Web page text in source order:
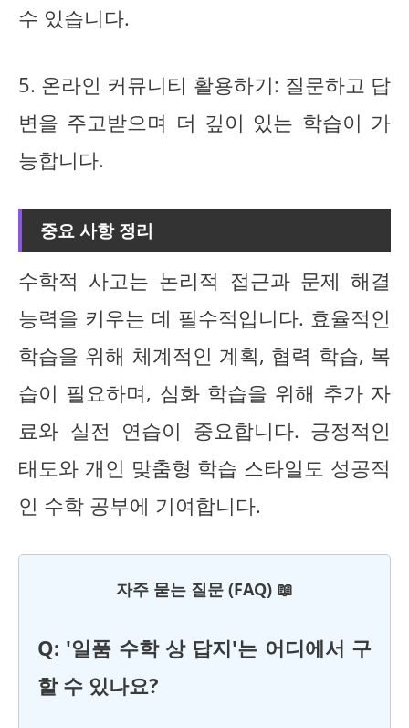
수 있습니다.
5. 온라인 커뮤니티 활용하기: 질문하고 답
변을 주고받으며 더 깊이 있는 학습이 가
능합니다.
중요 사항 정리
수학적 사고는 논리적 접근과 문제 해결
능력을 키우는 데 필수적입니다. 효율적인
학습을 위해 체계적인 계획, 협력 학습, 복
습이 필요하며, 심화 학습을 위해 추가 자
료와 실전 연습이 중요합니다. 긍정적인
태도와 개인 맞춤형 학습 스타일도 성공적
인 수학 공부에 기여합니다.
자주 묻는 질문 (FAQ) 📖
Q: '일품 수학 상 답지'는 어디에서 구
할 수 있나요?